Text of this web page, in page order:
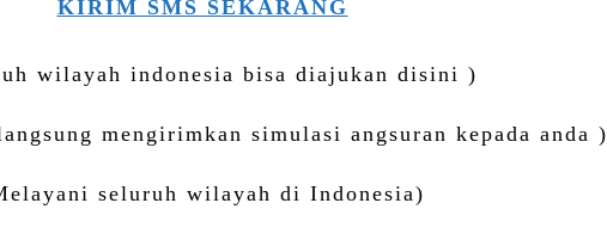
KIRIM SMS SEKARANG
wilayah indonesia bisa diajukan disini )
mengirimkan simulasi angsuran kepada anda )
seluruh wilayah di Indonesia)